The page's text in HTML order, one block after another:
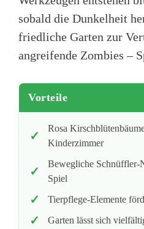
sobald die Dunkelheit
friedliche Garten zur
angreifende Zombies –
Vorteile
Rosa
Kinderzimmer
Bewegliche Schnüffler-
Spiel
Tierpflege-Elemente
Garten lässt sich